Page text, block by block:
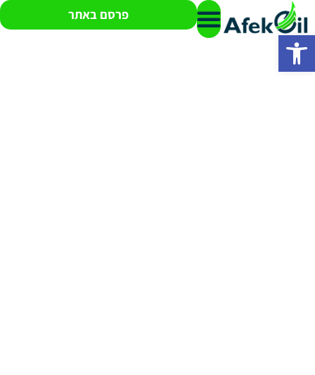
פתח סרגל נגישות
פרסם באתר